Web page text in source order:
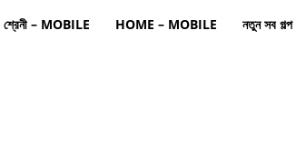
শ্রেনী – MOBILE HOME – MOBILE নতুন সব গল্প